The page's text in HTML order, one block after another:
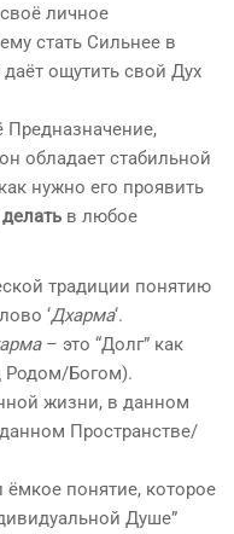
личное
стать Сильнее в
ощутить свой Дух
Предназначение,
обладает стабильной
нужно его проявить
в любое
традиции понятию
‘Дхарма‘.
– это “Долг” как
Родом/Богом).
жизни, в данном
Пространстве/
ёмкое понятие, которое
Душе”